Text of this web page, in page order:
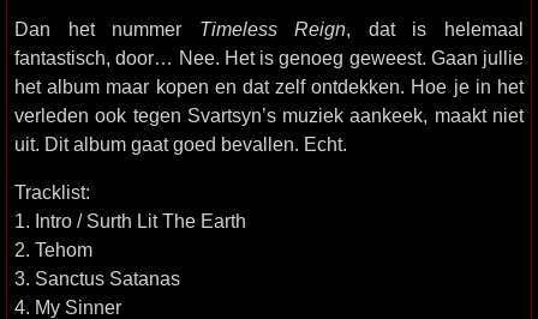
Dan het nummer Timeless Reign, dat is helemaal
fantastisch, door… Nee. Het is genoeg geweest. Gaan jullie
het album maar kopen en dat zelf ontdekken. Hoe je in het
verleden ook tegen Svartsyn’s muziek aankeek, maakt niet
uit. Dit album gaat goed bevallen. Echt.
Tracklist:
1. Intro / Surth Lit The Earth
2. Tehom
3. Sanctus Satanas
4. My Sinner